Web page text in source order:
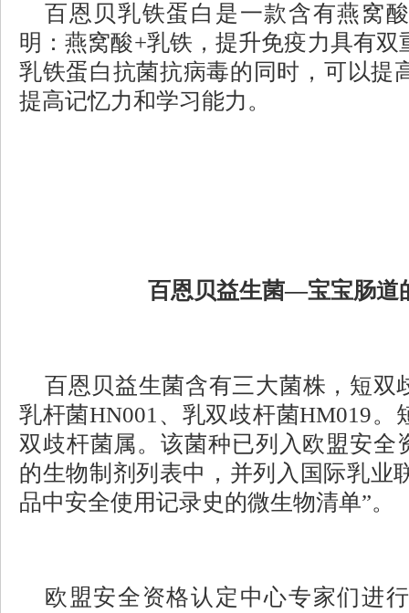
百恩贝乳铁蛋白是一款含有燕窝
明：燕窝酸+乳铁，提升免疫力具有
乳铁蛋白抗菌抗病毒的同时，可以提
提高记忆力和学习能力。
百恩贝益生菌—宝宝肠道
百恩贝益生菌含有三大菌株，短双
乳杆菌HN001、乳双歧杆菌HM019。
双歧杆菌属。该菌种已列入欧盟安全
的生物制剂列表中，并列入国际乳业
品中安全使用记录史的微生物清单”。
欧盟安全资格认定中心专家们进